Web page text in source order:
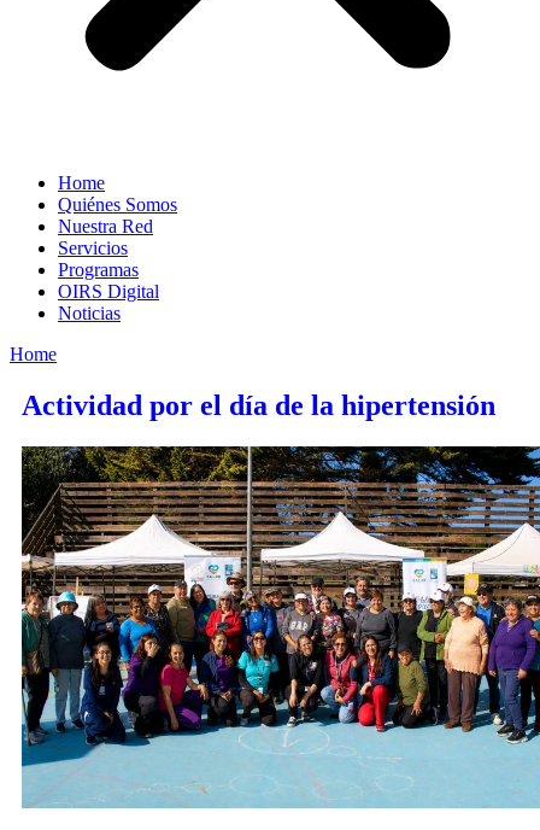
Home
Quiénes Somos
Nuestra Red
Servicios
Programas
OIRS Digital
Noticias
Home
Actividad por el día de la hipertensión